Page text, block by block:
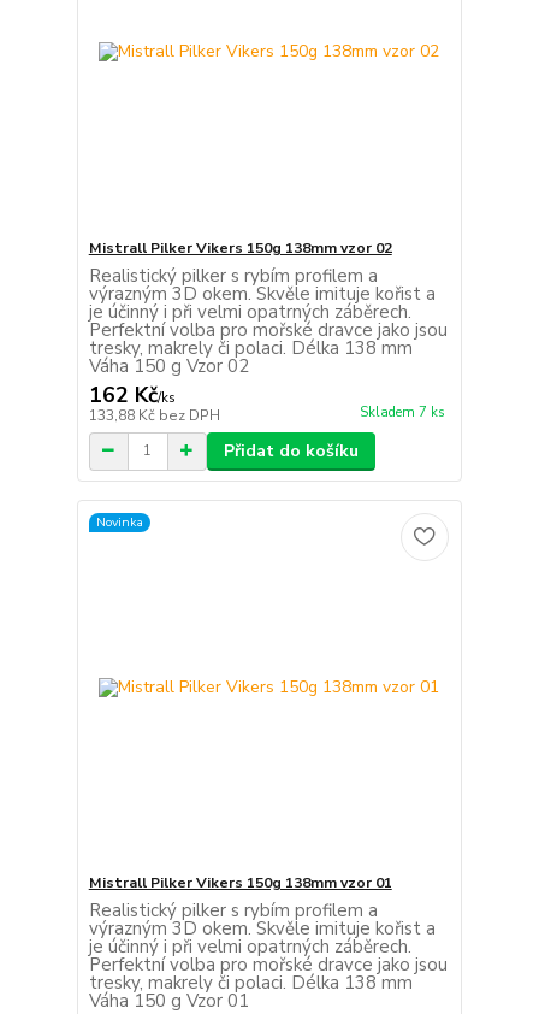
Mistrall Pilker Vikers 150g 138mm vzor 02
Realistický pilker s rybím profilem a
výrazným 3D okem. Skvěle imituje kořist a
je účinný i při velmi opatrných záběrech.
Perfektní volba pro mořské dravce jako jsou
tresky, makrely či polaci. Délka 138 mm
Váha 150 g Vzor 02
162 Kč/ks
133,88 Kč bez DPH Skladem 7 ks
Přidat do košíku
Novinka
Mistrall Pilker Vikers 150g 138mm vzor 01
Realistický pilker s rybím profilem a
výrazným 3D okem. Skvěle imituje kořist a
je účinný i při velmi opatrných záběrech.
Perfektní volba pro mořské dravce jako jsou
tresky, makrely či polaci. Délka 138 mm
Váha 150 g Vzor 01